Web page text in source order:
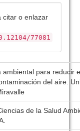
citar o enlazar
77081
ambiental para reducir
del aire.
de la Salud